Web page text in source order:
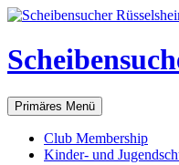
Suchen
Primäres Menü Zum
Inhalt
springen
Club Membership
Kinder- und